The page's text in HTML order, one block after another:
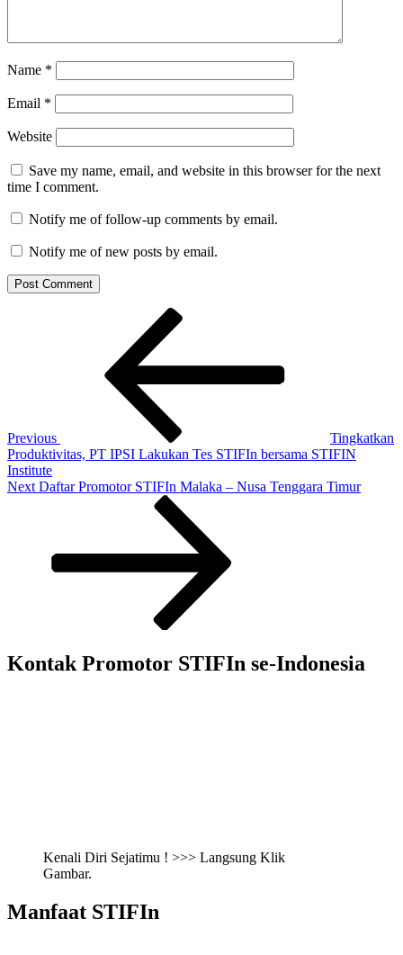
Name *
Email *
Website
Save my name, email, and website in this browser for the next
time I comment.
Notify me of follow-up comments by email.
Notify me of new posts by email.
Previous
Tingkatkan
Produktivitas, PT IPSI Lakukan Tes STIFIn bersama STIFIN
Institute
Next
Next Daftar Promotor STIFIn Malaka – Nusa Tenggara Timur
Kontak Promotor STIFIn se-Indonesia
Kenali Diri Sejatimu ! >>> Langsung Klik
Gambar.
Manfaat STIFIn